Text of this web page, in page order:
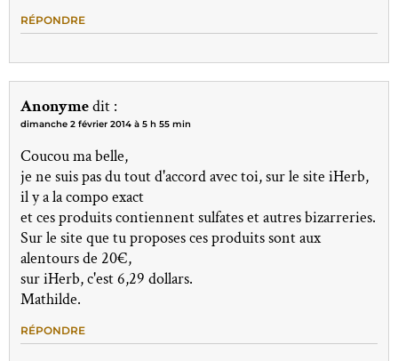
RÉPONDRE
Anonymedit :
dimanche 2 février 2014 à 5 h 55 min
Coucou ma belle,
je ne suis pas du tout d'accord avec toi, sur le site iHerb,
il y a la compo exact
et ces produits contiennent sulfates et autres bizarreries.
Sur le site que tu proposes ces produits sont aux
alentours de 20€,
sur iHerb, c'est 6,29 dollars.
Mathilde.
RÉPONDRE